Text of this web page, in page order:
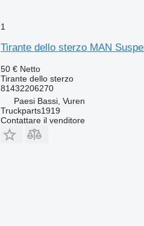
1
Tirante dello sterzo MAN
50 € Netto
Tirante dello sterzo
81432206270
Paesi Bassi, Vuren
Truckparts1919
Contattare il venditore